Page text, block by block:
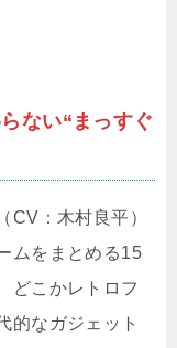
ない“まっすぐ
CV：木村良平）
ムをまとめる15
どこかレトロフ
的なガジェット